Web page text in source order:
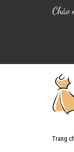
Chào
Trang